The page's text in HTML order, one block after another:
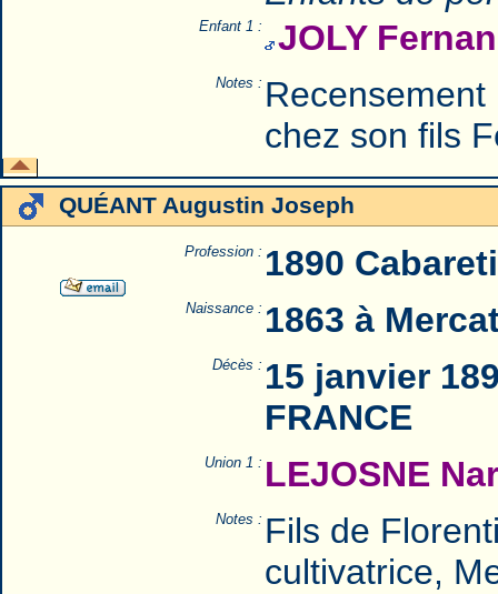
Enfant 1 : JOLY
Notes :
chez son fils
QUÉANT Augustin Joseph
Profession : 1890
Naissance : 1863 à
Décès : 15 janvier
FRANCE
Union 1 : LEJOSNE
Notes : Fils de
cultivatrice,